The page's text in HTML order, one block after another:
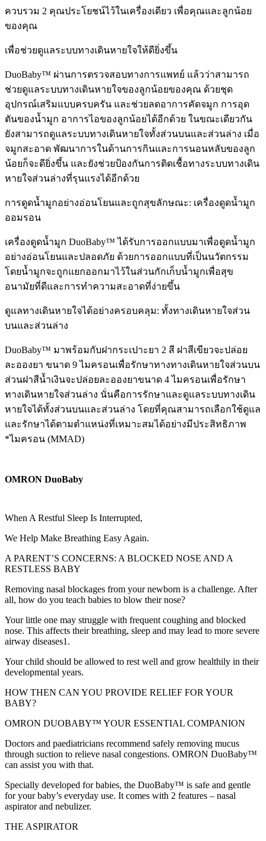
ควบรวม 2 คุณประโยชน์ไว้ในเครื่องเดียว เพื่อคุณและลูกน้อย
ของคุณ
เพื่อช่วยดูแลระบบทางเดินหายใจให้ดียิ่งขึ้น
DuoBaby™ ผ่านการตรวจสอบทางการแพทย์ แล้วว่าสามารถ
ช่วยดูแลระบบทางเดินหายใจของลูกน้อยของคุณ ด้วยชุด
อุปกรณ์เสริมแบบครบครัน และช่วยลดอาการคัดจมูก การอุด
ตันของน้ำมูก อาการไอของลูกน้อยได้อีกด้วย ในขณะเดียวกัน
ยังสามารถดูแลระบบทางเดินหายใจทั้งส่วนบนและส่วนล่าง เมื่อ
จมูกสะอาด พัฒนาการในด้านการกินและการนอนหลับของลูก
น้อยก็จะดียิ่งขึ้น และยังช่วยป้องกันการติดเชื้อทางระบบทางเดิน
หายใจส่วนล่างที่รุนแรงได้อีกด้วย
การดูดน้ำมูกอย่างอ่อนโยนและถูกสุขลักษณะ: เครื่องดูดน้ำมูก
ออมรอน
เครื่องดูดน้ำมูก DuoBaby™ ได้รับการออกแบบมาเพื่อดูดน้ำมูก
อย่างอ่อนโยนและปลอดภัย ด้วยการออกแบบที่เป็นนวัตกรรม
โดยน้ำมูกจะถูกแยกออกมาไว้ในส่วนกักเก็บน้ำมูกเพื่อสุข
อนามัยที่ดีและการทำความสะอาดที่ง่ายขึ้น
ดูแลทางเดินหายใจได้อย่างครอบคลุม: ทั้งทางเดินหายใจส่วน
บนและส่วนล่าง
DuoBaby™ มาพร้อมกับฝากระเปาะยา 2 สี ฝาสีเขียวจะปล่อย
ละอองยา ขนาด 9 ไมครอนเพื่อรักษาทางทางเดินหายใจส่วนบน
ส่วนฝาสีน้ำเงินจะปล่อยละอองยาขนาด 4 ไมครอนเพื่อรักษา
ทางเดินหายใจส่วนล่าง นั่นคือการรักษาและดูแลระบบทางเดิน
หายใจได้ทั้งส่วนบนและส่วนล่าง โดยที่คุณสามารถเลือกใช้ดูแล
และรักษาได้ตามตำแหน่งที่เหมาะสมได้อย่างมีประสิทธิภาพ
*ไมครอน (MMAD)
OMRON DuoBaby
When A Restful Sleep Is Interrupted,
We Help Make Breathing Easy Again.
A PARENT’S CONCERNS: A BLOCKED NOSE AND A
RESTLESS BABY
Removing nasal blockages from your newborn is a challenge. After
all, how do you teach babies to blow their nose?
Your little one may struggle with frequent coughing and blocked
nose. This affects their breathing, sleep and may lead to more severe
airway diseases1.
Your child should be allowed to rest well and grow healthily in their
developmental years.
HOW THEN CAN YOU PROVIDE RELIEF FOR YOUR
BABY?
OMRON DUOBABY™ YOUR ESSENTIAL COMPANION
Doctors and paediatricians recommend safely removing mucus
through suction to relieve nasal congestions. OMRON DuoBaby™
can assist you with that.
Specially developed for babies, the DuoBaby™ is safe and gentle
for your baby’s everyday use. It comes with 2 features – nasal
aspirator and nebulizer.
THE ASPIRATOR